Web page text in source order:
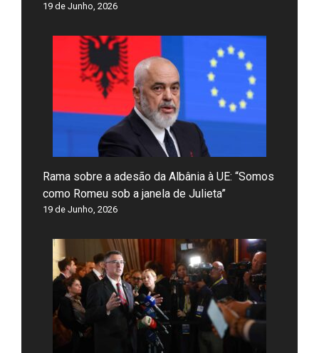
19 de Junho, 2026
Rama sobre a adesão da Albânia à UE: “Somos
como Romeu sob a janela de Julieta”
19 de Junho, 2026